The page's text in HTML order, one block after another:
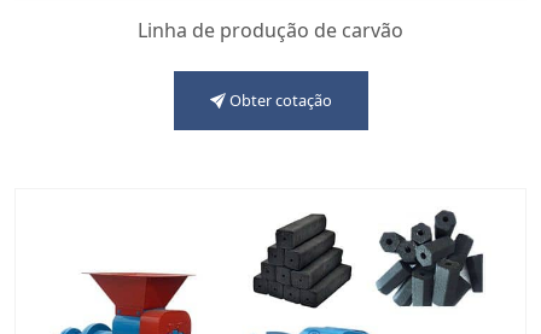
Linha de produção de carvão
Obter cotação